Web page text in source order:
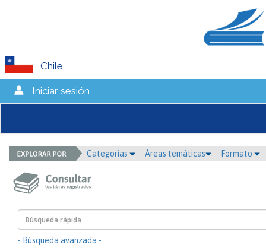
Chile
Iniciar sesión
Categorías Áreas temáticas Formato
- Búsqueda avanzada -